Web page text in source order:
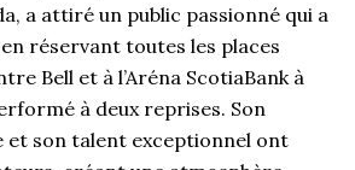
a attiré un public passionné qui a
réservant toutes les places
Bell et à l’Aréna ScotiaBank à
à deux reprises. Son
et son talent exceptionnel ont